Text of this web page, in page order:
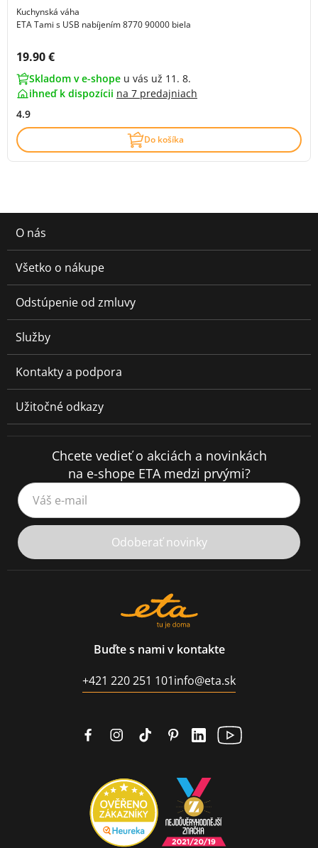
Kuchynská váha
ETA Tami s USB nabíjením 8770 90000 biela
Cena s DPH:
19.90 €
Skladom v e-shope u vás už 11. 8.
ihneď k dispozícii na 7 predajniach
4.9
Do košíka
O nás
Všetko o nákupe
Odstúpenie od zmluvy
Služby
Kontakty a podpora
Užitočné odkazy
Chcete vedieť o akciách a novinkách
na e-shope ETA medzi prvými?
Váš e-mail
Odoberať novinky
Buďte s nami v kontakte
+421 220 251 101info@eta.sk